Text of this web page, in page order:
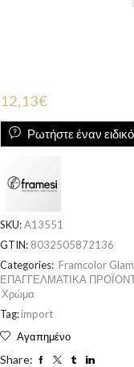
12,13€
Ρωτήστε έναν ειδικό
SKU:A13551
GTIN: 8032505872136
Categories: Framcolor
ΕΠΑΓΓΕΛΜΑΤΙΚΑ
Χρώμα
Tag:import
Αγαπημένο
Share: